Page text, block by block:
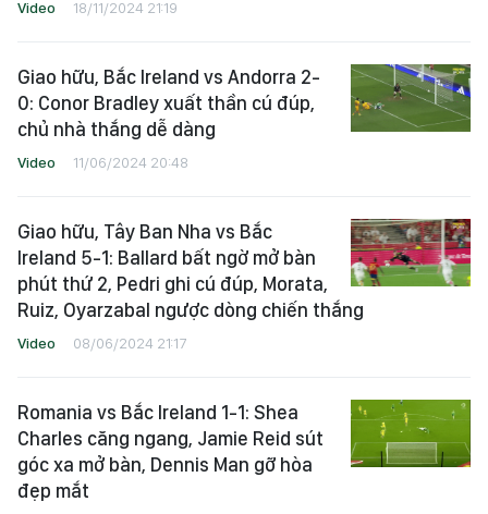
Video 18/11/2024 21:19
Giao hữu, Bắc Ireland vs Andorra 2-
0: Conor Bradley xuất thần cú đúp,
chủ nhà thắng dễ dàng
Video 11/06/2024 20:48
Giao hữu, Tây Ban Nha vs Bắc
Ireland 5-1: Ballard bất ngờ mở bàn
phút thứ 2, Pedri ghi cú đúp, Morata,
Ruiz, Oyarzabal ngược dòng chiến thắng
Video 08/06/2024 21:17
Romania vs Bắc Ireland 1-1: Shea
Charles căng ngang, Jamie Reid sút
góc xa mở bàn, Dennis Man gỡ hòa
đẹp mắt